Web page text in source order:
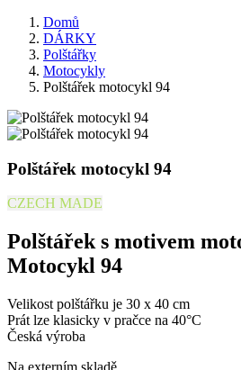
Domů
DÁRKY
Polštářky
Motocykly
Polštářek motocykl 94
Polštářek motocykl 94
CZECH MADE
Polštářek s motivem
Motocykl 94
Velikost polštářku je 30 x 40 cm
Prát lze klasicky v pračce na 40°C
Česká výroba